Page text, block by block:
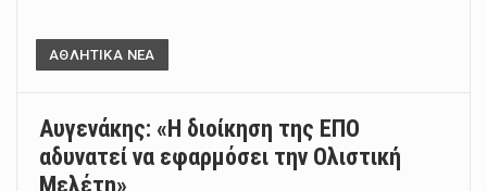
ΑΘΛΗΤΙΚΑ ΝΕΑ
Αυγενάκης: «Η διοίκηση της ΕΠΟ
αδυνατεί να εφαρμόσει την Ολιστική
Μελέτη»